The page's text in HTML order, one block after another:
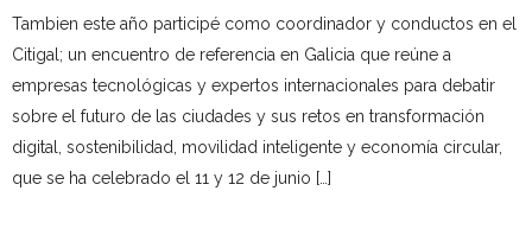
Tambien este año participé como coordinador y conductos en el
Citigal; un encuentro de referencia en Galicia que reúne a
empresas tecnológicas y expertos internacionales para debatir
sobre el futuro de las ciudades y sus retos en transformación
digital, sostenibilidad, movilidad inteligente y economía circular,
que se ha celebrado el 11 y 12 de junio […]